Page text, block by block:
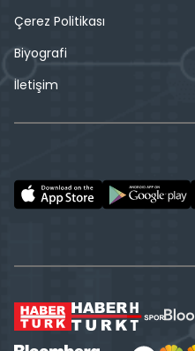
Çerez Politikası
Biyografi
İletişim